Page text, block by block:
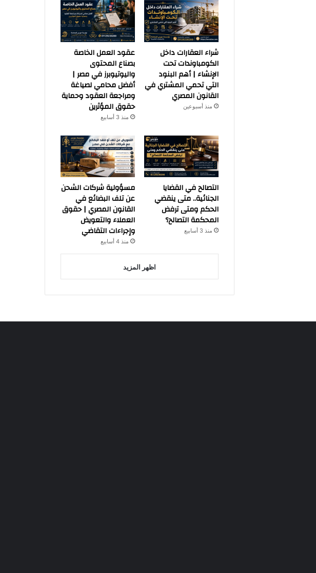
شراء العقارات داخل
الكومباوندات تحت
الإنشاء | أهم البنود
التي تحمي المشتري في
القانون المصري
منذ أسبوعين
عقود العمل الخاصة
بصناع المحتوى
واليوتيوبرز في مصر |
أفضل محامي لصياغة
ومراجعة العقود وحماية
حقوق المؤثرين
منذ 3 أسابيع
التصالح في القضايا
الجنائية.. متى ينقضي
الحكم ومتى ترفض
المحكمة التصالح؟
منذ 3 أسابيع
مسؤولية شركات الشحن
عن تلف البضائع في
القانون المصري | حقوق
العملاء والتعويض
وإجراءات التقاضي
منذ 4 أسابيع
اظهر المزيد